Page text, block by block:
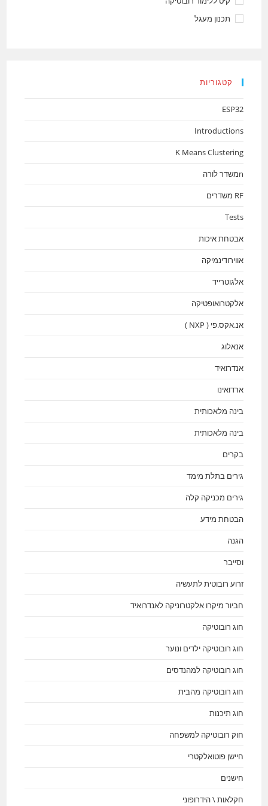
תכנון מעגל
קטגוריות
ESP32
Introductions
K Means Clustering
nמשדר לורה
RF משדרים
Tests
אבטחת איכות
אווירודינמיקה
אלגוטרייד
אלקטרואופטיקה
אנ.אקס.פי ( NXP )
אנאלוג
אנדרואיד
ארדואינו
בינה מלאכותית
בינה מלאכותית
בקרים
גירים בתלת מימד
גירים מכניקה קלה
הבטחת מידע
הגנה
וסייבר
זרוע רובוטית לתעשיה
חביור מיקרו אלקטרוניקה לאנדרואיד
חוג רובוטיקה
חוג רובוטיקה ילדים ונוער
חוג רובוטיקה למהנדסים
חוג רובוטיקה מהבית
חוג תיכנות
חוק רובוטיקה למשפחה
חיישן פוטואלקטרי
חישנים
חקלאות \ הידרופוני